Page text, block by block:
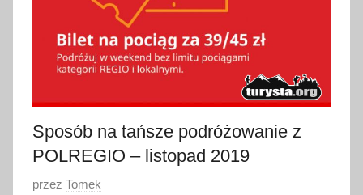
Sposób na tańsze podróżowanie z
POLREGIO – listopad 2019
O
przez Tomek